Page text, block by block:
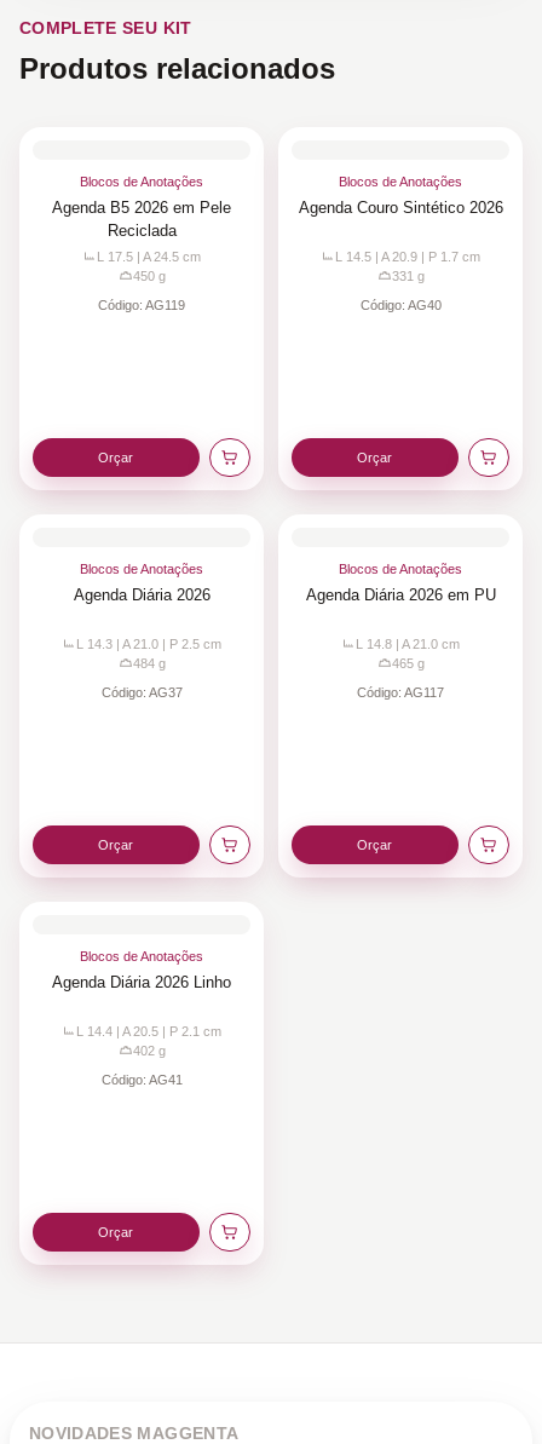
COMPLETE SEU KIT
Produtos relacionados
Blocos de Anotações
Agenda B5 2026 em Pele
Reciclada
L 17.5 | A 24.5 cm
450g
Código: AG119
Orçar
Blocos de Anotações
Agenda Couro Sintético 2026
L 14.5 | A 20.9 | P 1.7 cm
331 g
Código: AG40
Orçar
Blocos de Anotações
Agenda Diária 2026
L 14.3 | A 21.0 | P 2.5 cm
484g
Código: AG37
Orçar
Blocos de Anotações
Agenda Diária 2026 em PU
L 14.8 | A 21.0 cm
465g
Código: AG117
Orçar
Blocos de Anotações
Agenda Diária 2026 Linho
L 14.4 | A 20.5 | P 2.1 cm
402g
Código: AG41
Orçar
NOVIDADES MAGGENTA